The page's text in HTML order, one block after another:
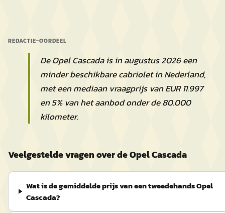
REDACTIE-OORDEEL
De Opel Cascada is in augustus 2026 een
minder beschikbare cabriolet in Nederland,
met een mediaan vraagprijs van EUR 11.997
en 5% van het aanbod onder de 80.000
kilometer.
Veelgestelde vragen over de Opel Cascada
Wat is de gemiddelde prijs van een tweedehands Opel
Cascada?